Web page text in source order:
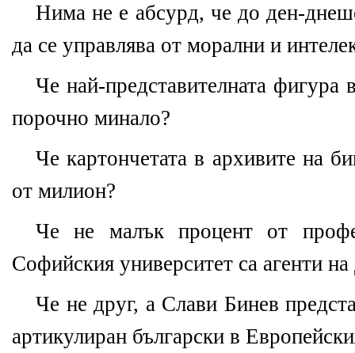
Нима не е абсурд, че до ден-
да се управлява от морални и
Че най-представителната фигура
порочно минало?
Че картончетата в архивите на
от милион?
Че не малък процент от
Софийския университет са агенти
Че не друг, а Слави Бинев
артикулиран български в